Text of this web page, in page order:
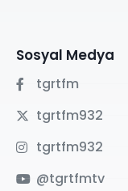
Sosyal Medya
tgrtfm
tgrtfm932
tgrtfm932
@tgrtfmtv